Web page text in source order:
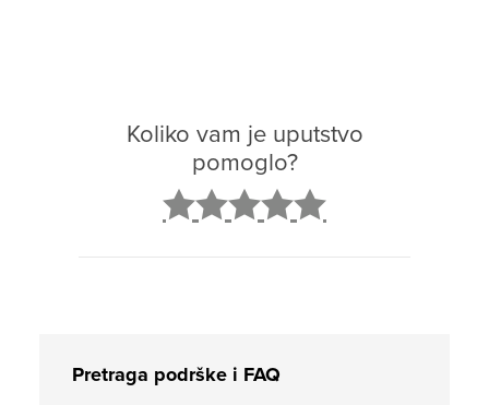
Koliko vam je uputstvo
pomoglo?
Pretraga podrške i FAQ